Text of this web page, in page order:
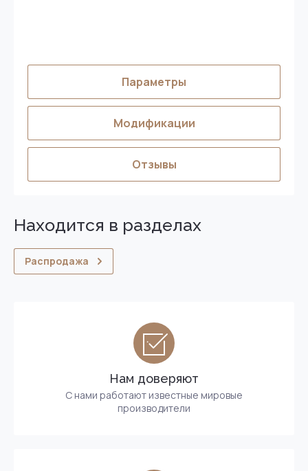
Параметры
Модификации
Отзывы
Находится в разделах
Распродажа
Нам доверяют
С нами работают известные мировые
производители